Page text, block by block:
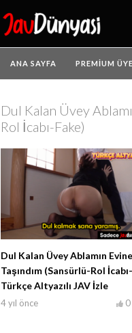
ANA SAYFA PREMIUM
Dul Kalan Üvey
Rol İcabı-Fake)
Dul Kalan Üvey Ablamın Evine
Taşındım (Sansürlü-Rol
Türkçe Altyazılı JAV İzle
4 yıl önce 0